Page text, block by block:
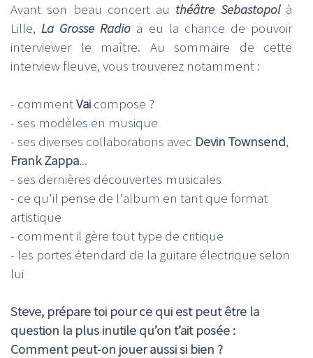
Avant son beau concert au théâtre Sebastopolà
Lille,La Grosse Radio a eu la chance de pouvoir
interviewer le maître. Au sommaire de cette
interview fleuve, vous trouverez notamment :
- commentVai compose ?
- ses modèles en musique
- ses diverses collaborations avec Devin Townsend,
Frank Zappa...
- ses dernières découvertes musicales
- ce qu'il pense de l'album en tant que format
artistique
- comment il gère tout type de critique
- les portes étendard de la guitare électrique selon
lui
Steve, prépare toi pour ce qui est peut être la
question la plus inutile qu’on t’ait posée :
Comment peut-on jouer aussi si bien ?